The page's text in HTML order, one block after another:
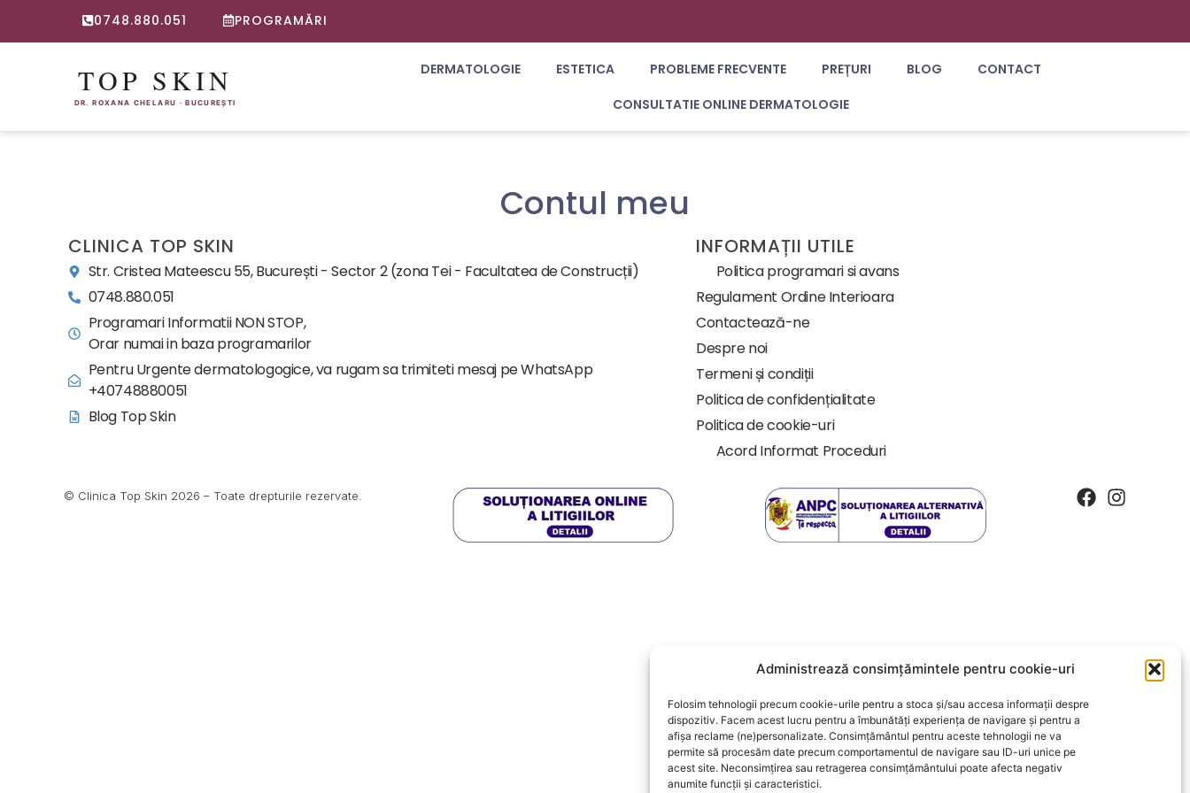
Administrează consimțămintele pentru cookie-uri
Folosim tehnologii precum cookie-urile pentru a stoca și/sau accesa informații despre
dispozitiv. Facem acest lucru pentru a îmbunătăți experiența de navigare și pentru a
afișa reclame (ne)personalizate. Consimțământul pentru aceste tehnologii ne va
permite să procesăm date precum comportamentul de navigare sau ID-uri unice pe
acest site. Neconsimțirea sau retragerea consimțământului poate afecta negativ
anumite funcții și caracteristici.
0748.880.051 PROGRAMĂRI
DERMATOLOGIE ESTETICA PROBLEME FRECVENTE PREȚURI BLOG
CONTACT
CONSULTATIE ONLINE DERMATOLOGIE
Contul meu
CLINICA TOP SKIN
Str. Cristea Mateescu 55, București - Sector 2 (zona Tei - Facultatea de Construcții)
0748.880.051
Programari Informatii NON STOP,
Orar numai in baza programarilor
Pentru Urgente dermatologogice, va rugam sa trimiteti mesaj pe WhatsApp
+40748880051
Blog Top Skin
INFORMAȚII UTILE
Politica programari si avans
Regulament Ordine Interioara
Contactează-ne
Despre noi
Termeni și condiții
Politica de confidențialitate
Politica de cookie-uri
Acord Informat Proceduri
© Clinica Top Skin 2026 – Toate drepturile rezervate.